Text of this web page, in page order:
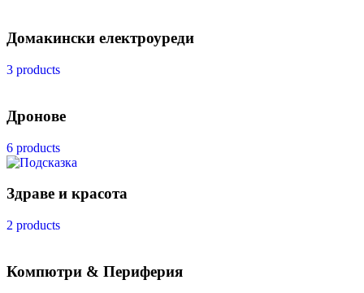
Домакински електроуреди
3 products
Дронове
6 products
Здраве и красота
2 products
Компютри & Периферия